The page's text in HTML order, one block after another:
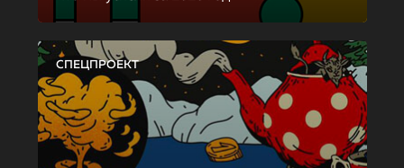
СПЕЦПРОЕКТ